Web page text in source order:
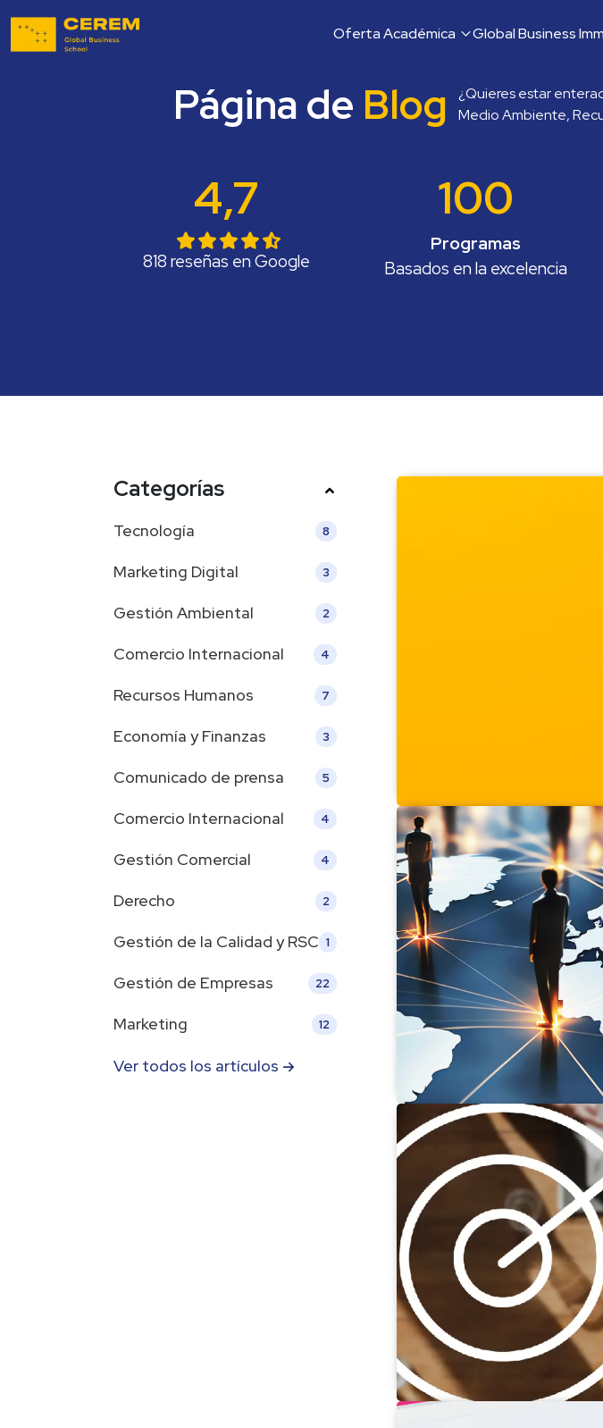
Oferta Académica Global Business
Página de Blog
¿Quieres estar
Medio Ambiente,
4,7
818 reseñas en Google
100
Programas
Basados en la excelencia
Categorías
Tecnología 8
Marketing Digital 3
Gestión Ambiental 2
Comercio Internacional 4
Recursos Humanos 7
Economía y Finanzas 3
Comunicado de prensa 5
Comercio Internacional 4
Gestión Comercial 4
Derecho 2
Gestión de la Calidad y RSC 1
Gestión de Empresas 22
Marketing 12
Ver todos los artículos